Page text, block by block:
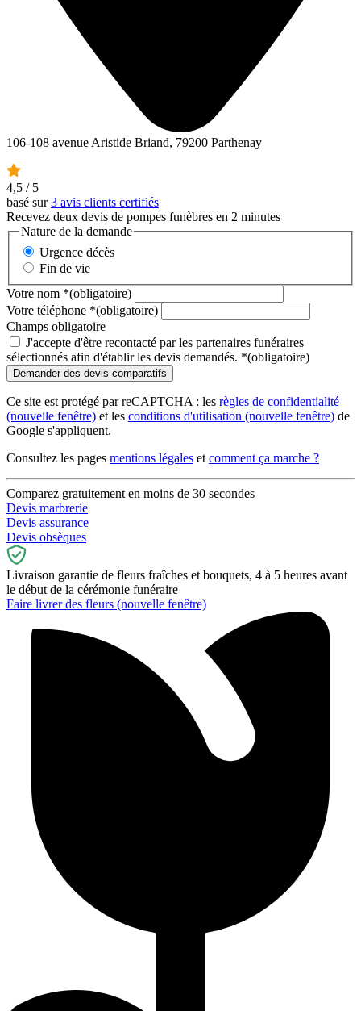
106-108 avenue Aristide Briand, 79200 Parthenay
4,5 / 5
basé sur3 avis clients certifiés
Recevez deux devis de pompes funèbres en 2 minutes
Nature de la demande
Urgence décès
Fin de vie
Votre nom *(obligatoire)
Votre téléphone *(obligatoire)
Champs obligatoire
J'accepte d'être recontacté par les partenaires funéraires
sélectionnés afin d'établir les devis demandés. *(obligatoire)
Ce site est protégé par reCAPTCHA : les règles de confidentialité
(nouvelle fenêtre) et les conditions d'utilisation (nouvelle fenêtre) de
Google s'appliquent.
Consultez les pages mentions légales et comment ça marche ?
Comparez gratuitement en moins de 30 secondes
Devis marbrerie
Devis assurance
Devis obsèques
Livraison garantie de fleurs fraîches et bouquets, 4 à 5 heures avant
le début de la cérémonie funéraire
Faire livrer des fleurs (nouvelle fenêtre)